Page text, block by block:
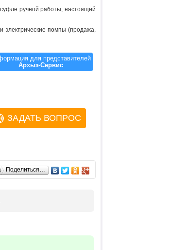
ручной работы, настоящий
электрические помпы (продажа,
для представителей
Архыз-Сервис
ЗАДАТЬ ВОПРОС
Поделиться…